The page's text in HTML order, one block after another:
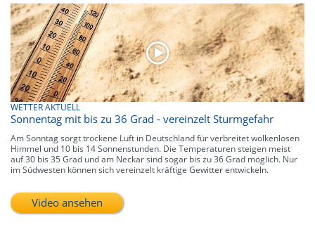
WETTER AKTUELL
Sonnentag mit bis zu 36 Grad - vereinzelt Sturmgefahr
Am Sonntag sorgt trockene Luft in Deutschland für verbreitet wolkenlosen
Himmel und 10 bis 14 Sonnenstunden. Die Temperaturen steigen meist
auf 30 bis 35 Grad und am Neckar sind sogar bis zu 36 Grad möglich. Nur
im Südwesten können sich vereinzelt kräftige Gewitter entwickeln.
Video ansehen